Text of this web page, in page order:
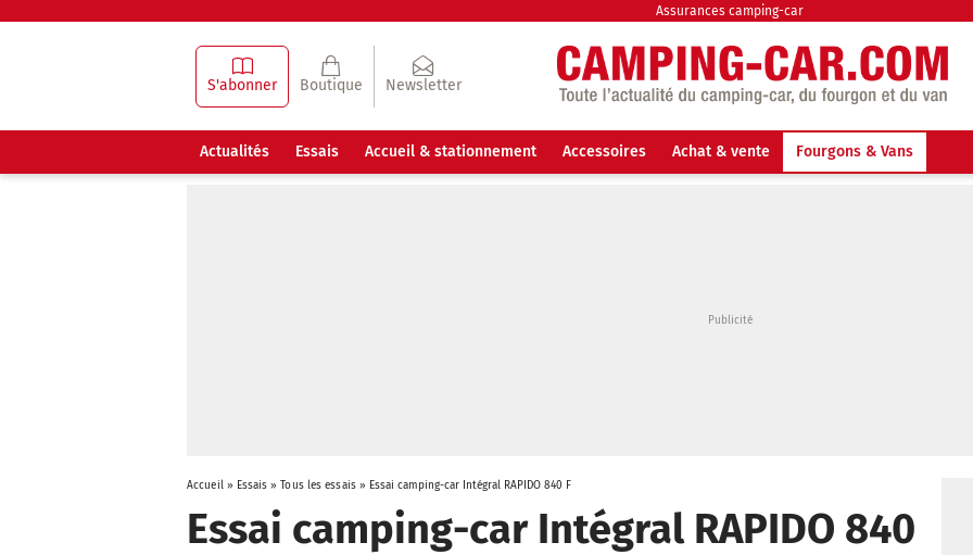
Assurances camping-car
S'abonner Boutique Newsletter
Actualités Essais Accueil & stationnement Accessoires Achat & vente Fourgons & Vans
Accueil» Essais »Tous les essais» Essai camping-car Intégral RAPIDO 840 F
Essai camping-car Intégral RAPIDO 840